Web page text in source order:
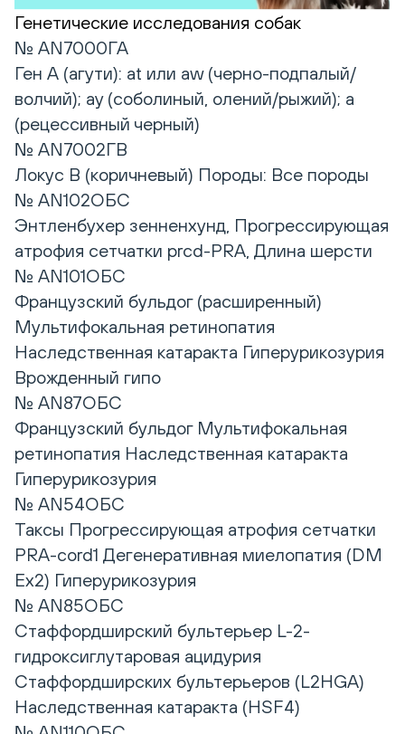
Генетические исследования собак
№ AN7000ГА
Ген А (агути): at или aw (черно-подпалый/
волчий); ay (соболиный, олений/рыжий); a
(рецессивный черный)
№ AN7002ГВ
Локус B (коричневый) Породы: Все породы
№ AN102ОБС
Энтленбухер зенненхунд, Прогрессирующая
атрофия сетчатки prcd-PRA, Длина шерсти
№ AN101ОБС
Французский бульдог (расширенный)
Мультифокальная ретинопатия
Наследственная катаракта Гиперурикозурия
Врожденный гипо
№ AN87ОБС
Французский бульдог Мультифокальная
ретинопатия Наследственная катаракта
Гиперурикозурия
№ AN54ОБС
Таксы Прогрессирующая атрофия сетчатки
PRA-cord1 Дегенеративная миелопатия (DM
Ex2) Гиперурикозурия
№ AN85ОБС
Стаффордширский бультерьер L-2-
гидроксиглутаровая ацидурия
Стаффордширских бультерьеров (L2HGA)
Наследственная катаракта (HSF4)